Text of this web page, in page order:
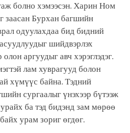
болно хэмээсэн. Харин Ном
заасан Бурхан багшийн
одуулахдаа бид бидний
шийдвэрлэх
аргуудыг авч хэрэглэдэг.
лам хуврагууд болон
хүмүүс байна. Тэдний
сургаалыг үнэхээр бүтээж
ба тэд бидэнд зам мөрөө
урам зориг өгдөг.